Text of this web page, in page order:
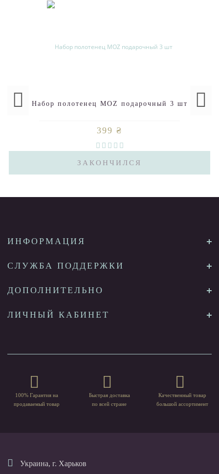
Набор полотенец MOZ подарочный 3 шт
399 ₴
ЗАКОНЧИЛСЯ
ИНФОРМАЦИЯ
СЛУЖБА ПОДДЕРЖКИ
ДОПОЛНИТЕЛЬНО
ЛИЧНЫЙ КАБИНЕТ
100% Гарантия на
продаваемый товар
Быстрая доставка
по всей стране
Качественный товар
большой ассортимент
Украина, г. Харьков